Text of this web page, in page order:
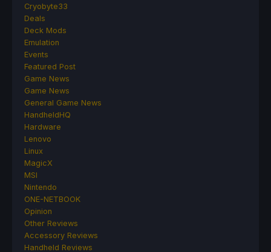
Cryobyte33
Deals
Deck Mods
Emulation
Events
Featured Post
Game News
Game News
General Game News
HandheldHQ
Hardware
Lenovo
Linux
MagicX
MSI
Nintendo
ONE-NETBOOK
Opinion
Other Reviews
Accessory Reviews
Handheld Reviews